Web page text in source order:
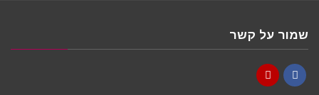
שמור על קשר